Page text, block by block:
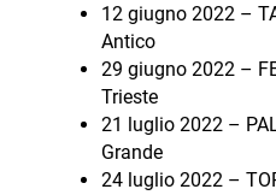
12 giugno 2022 –
Antico
29 giugno 2022 –
Trieste
21 luglio 2022 –
Grande
24 luglio 2022 –